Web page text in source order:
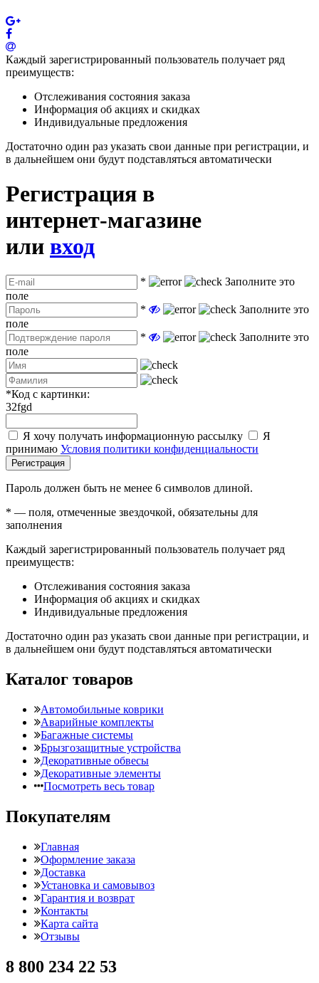
Каждый зарегистрированный пользователь получает ряд
преимуществ:
Отслеживания состояния заказа
Информация об акциях и скидках
Индивидуальные предложения
Достаточно один раз указать свои данные при регистрации, и
в дальнейшем они будут подставляться автоматически
Регистрация в
интернет-магазине
или вход
*
Заполните это
поле
*
Заполните это
поле
*
Заполните это
поле
*Код с картинки:
32fgd
Я хочу получать информационную рассылку
Я
принимаю Условия политики конфиденциальности
Регистрация
Пароль должен быть не менее 6 символов длиной.
* — поля, отмеченные звездочкой, обязательны для
заполнения
Каждый зарегистрированный пользователь получает ряд
преимуществ:
Отслеживания состояния заказа
Информация об акциях и скидках
Индивидуальные предложения
Достаточно один раз указать свои данные при регистрации, и
в дальнейшем они будут подставляться автоматически
Каталог товаров
Автомобильные коврики
Аварийные комплекты
Багажные системы
Брызгозащитные устройства
Декоративные обвесы
Декоративные элементы
Посмотреть весь товар
Покупателям
Главная
Оформление заказа
Доставка
Установка и самовывоз
Гарантия и возврат
Контакты
Карта сайта
Отзывы
8 800 234 22 53